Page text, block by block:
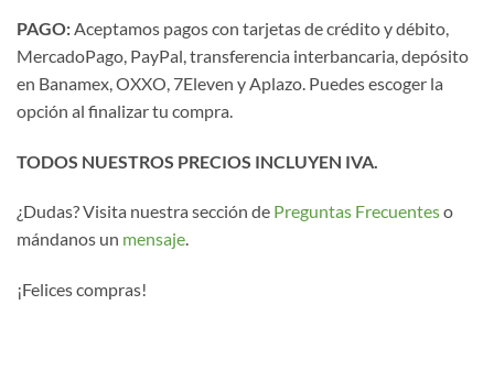
PAGO: Aceptamos pagos con tarjetas de crédito y débito,
MercadoPago, PayPal, transferencia interbancaria, depósito
en Banamex, OXXO, 7Eleven y Aplazo. Puedes escoger la
opción al finalizar tu compra.
TODOS NUESTROS PRECIOS INCLUYEN IVA.
¿Dudas? Visita nuestra sección de Preguntas Frecuenteso
mándanos un mensaje.
¡Felices compras!